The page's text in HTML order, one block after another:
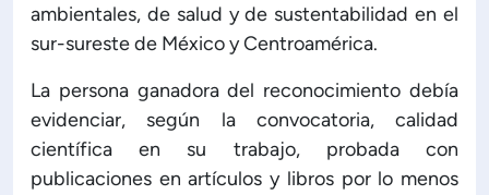
Línea de tiempo
ambientales, de salud y de sustentabilidad en el
sur-sureste de México y Centroamérica.
La persona ganadora del reconocimiento debía
evidenciar, según la convocatoria, calidad
científica en su trabajo, probada con
publicaciones en artículos y libros por lo menos